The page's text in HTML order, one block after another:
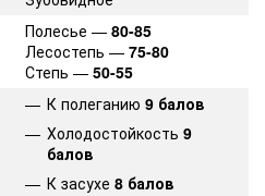
Полесье — 80-85
Лесостепь — 75-80
Степь — 50-55
К полеганию 9 балов
Холодостойкость 9
балов
К засухе 8 балов